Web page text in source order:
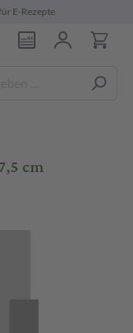
E-Rezepte
cm